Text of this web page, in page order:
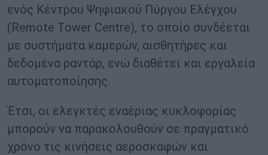
ενός Κέντρου Ψηφιακού Πύργου Ελέγχου
(Remote Tower Centre), το οποίο συνδέεται
με συστήματα καμερών, αισθητήρες και
δεδομένα ραντάρ, ενώ διαθέτει και εργαλεία
αυτοματοποίησης.
Έτσι, οι ελεγκτές εναέριας κυκλοφορίας
μπορούν να παρακολουθούν σε πραγματικό
χρόνο τις κινήσεις αεροσκαφών και